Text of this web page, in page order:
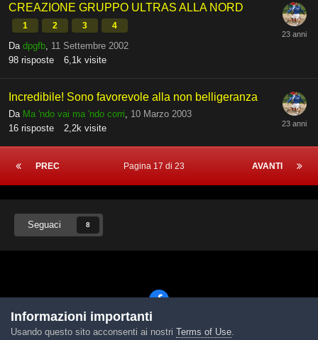
CREAZIONE GRUPPO ULTRAS ALLA NORD
1 2 3 4
Da dpgfb 11 Settembre 2002
98 risposte 6,1k visite
Incredibile! Sono favorevole alla non belligeranza
Da Ma 'ndo vai ma 'ndo corri
10 Marzo 2003
16 risposte 2,2k visite
PREC AVANTI
Pagina 17 di 23
Seguaci 8
Lingua Tema Contattaci Cookies
Informazioni importanti
Usando questo sito acconsenti ai nostri Terms of Use.